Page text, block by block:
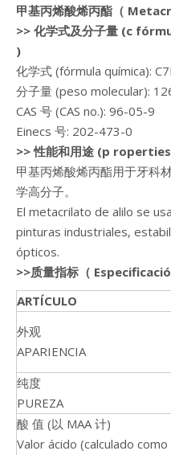
甲基丙烯酸烯丙酯 （
>> 化学式及分子量 (c
)
化学式 (fórmula química):
分子量 (peso molecular):
CAS 号 (CAS no.): 96-05-9
Einecs 号: 202-473-0
>>性能和用途 (p
甲基丙烯酸烯丙酯用于牙科
学高分子。
El metacrilato de alilo se
pinturas industriales,
ópticos.
>>质量指标（
ARTÍCULO
外观
APARIENCIA
纯度
PUREZA
酸 值 (以 MAA 计)
Valor ácido (calculado como